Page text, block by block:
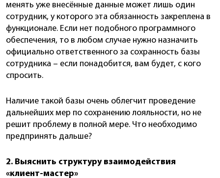
менять уже внесённые данные может лишь один
сотрудник, у которого эта обязанность закреплена в
функционале. Если нет подобного программного
обеспечения, то в любом случае нужно назначить
официально ответственного за сохранность базы
сотрудника – если понадобится, вам будет, с кого
спросить.
Наличие такой базы очень облегчит проведение
дальнейших мер по сохранению лояльности, но не
решит проблему в полной мере. Что необходимо
предпринять дальше?
2. Выяснить структуру взаимодействия
«клиент-мастер»